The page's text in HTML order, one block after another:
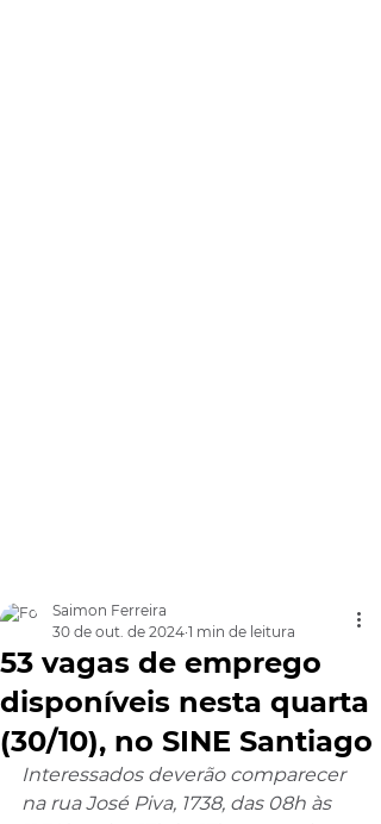
53 vagas de emprego
disponíveis nesta quarta
(30/10), no SINE Santiago
Saimon Ferreira
30 de out. de 2024 1 min de leitura
Interessados deverão comparecer
na rua José Piva, 1738, das 08h às